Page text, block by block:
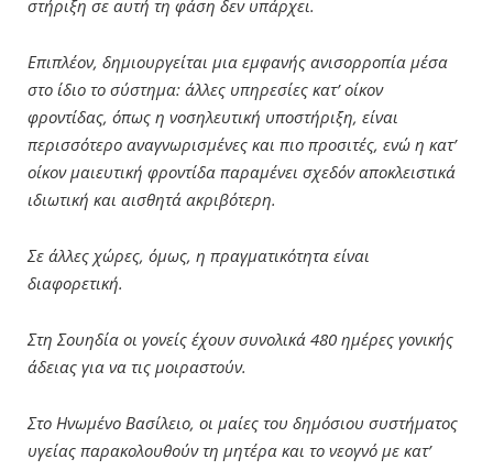
στήριξη σε αυτή τη φάση δεν υπάρχει.
Επιπλέον, δημιουργείται μια εμφανής ανισορροπία μέσα
στο ίδιο το σύστημα: άλλες υπηρεσίες κατ’ οίκον
φροντίδας, όπως η νοσηλευτική υποστήριξη, είναι
περισσότερο αναγνωρισμένες και πιο προσιτές, ενώ η κατ’
οίκον μαιευτική φροντίδα παραμένει σχεδόν αποκλειστικά
ιδιωτική και αισθητά ακριβότερη.
Σε άλλες χώρες, όμως, η πραγματικότητα είναι
διαφορετική.
Στη Σουηδία οι γονείς έχουν συνολικά 480 ημέρες γονικής
άδειας για να τις μοιραστούν.
Στο Ηνωμένο Βασίλειο, οι μαίες του δημόσιου συστήματος
υγείας παρακολουθούν τη μητέρα και το νεογνό με κατ’